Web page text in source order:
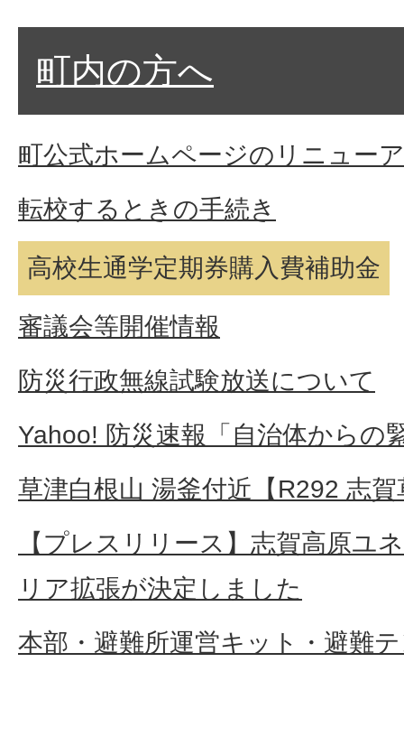
町内の方へ
町公式ホームページのリニュー
転校するときの手続き
高校生通学定期券購入費補助金
審議会等開催情報
防災行政無線試験放送について
Yahoo! 防災速報「自治体からの
草津白根山 湯釜付近【R292 志
【プレスリリース】志賀高原ユ
リア拡張が決定しました
本部・避難所運営キット・避難